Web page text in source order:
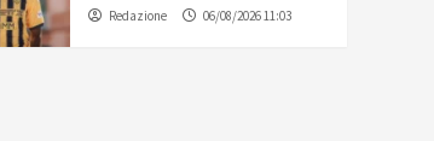
Redazione 06/08/2026 11:03